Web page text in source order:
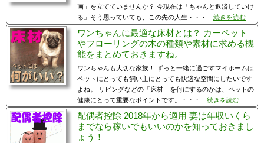
画」を立てていませんか？ 今現在は「ちゃんと返済していけ
る」そう思っていても、この先の人生・・・ 続きを読む
ワンちゃんに最適な床材とは？ カーペット
やフローリングの木の種類や素材に求める機
能をまとめておきますね。
ワンちゃんも大切な家族！ ずっと一緒に過ごすマイホームは
ペットにとっても飼い主にとっても快適な空間にしたいです
よね。 リビングなどの「床材」を何にするのかは、ペットの
健康にとって重要なポイントです。・・・ 続きを読む
配偶者控除 2018年から適用 妻は年収いくら
までなら稼いでもいいのかを知っておきまし
ょう！